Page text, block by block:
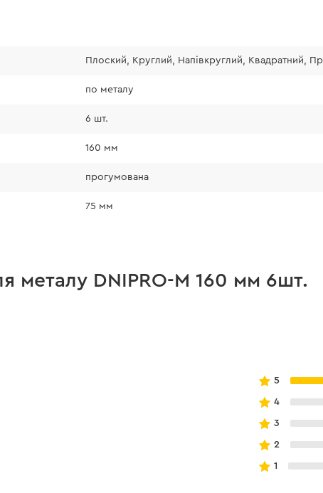
Плоский, Круглий, Напівкруглий, Квадратний,
по металу
6 шт.
160 мм
прогумована
75 мм
металу DNIPRO-M 160 мм 6шт.
5
4
3
2
1